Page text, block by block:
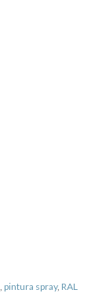
pintura spray, RAL